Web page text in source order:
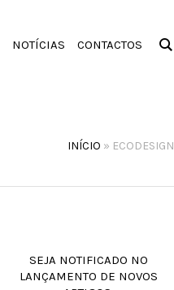
NOTÍCIAS CONTACTOS
INÍCIO » ECODESIGN
SEJA NOTIFICADO NO
LANÇAMENTO DE NOVOS